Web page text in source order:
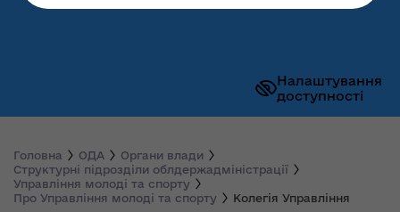
Налаштування
доступності
Головна ОДА
Органи влади
Структурні підрозділи облдержадміністрації
Управління молоді та спорту
Про Управління молоді та спорту
Колегія Управління